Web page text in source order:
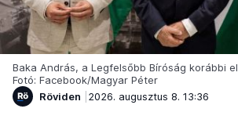
Baka András, a Legfelsőbb Bíróság korábbi
Fotó: Facebook/Magyar Péter
Röviden
2026. augusztus 8. 13:36